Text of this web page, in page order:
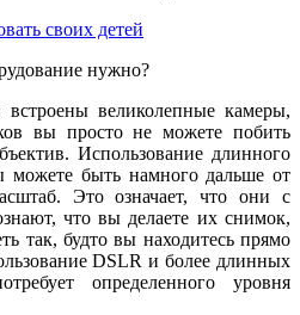
нужно?
великолепные камеры,
вы просто не можете побить
Использование длинного
можете быть намного дальше от
Это означает, что они с
что вы делаете их снимок,
так, будто вы находитесь прямо
DSLR и более длинных
определенного уровня